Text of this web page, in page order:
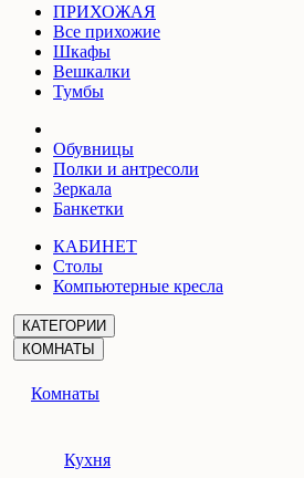
ПРИХОЖАЯ
Все прихожие
Шкафы
Вешкалки
Тумбы
Обувницы
Полки и антресоли
Зеркала
Банкетки
КАБИНЕТ
Столы
Компьютерные кресла
КАТЕГОРИИ
КОМНАТЫ
Комнаты
Кухня